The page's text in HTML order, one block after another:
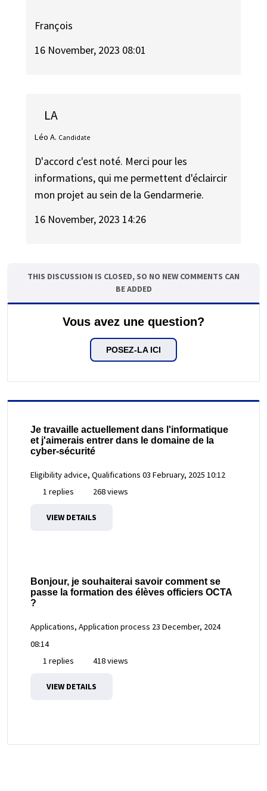
François
16 November, 2023 08:01
LA
Léo A. Candidate
D'accord c'est noté. Merci pour les
informations, qui me permettent d'éclaircir
mon projet au sein de la Gendarmerie.
16 November, 2023 14:26
THIS DISCUSSION IS CLOSED, SO NO NEW COMMENTS CAN
BE ADDED
Vous avez une question?
POSEZ-LA ICI
Je travaille actuellement dans l'informatique
et j'aimerais entrer dans le domaine de la
cyber-sécurité
Eligibility advice, Qualifications 03 February, 2025 10:12
1 replies
268 views
VIEW DETAILS
Bonjour, je souhaiterai savoir comment se
passe la formation des élèves officiers OCTA
?
Applications, Application process 23 December, 2024
08:14
1 replies
418 views
VIEW DETAILS